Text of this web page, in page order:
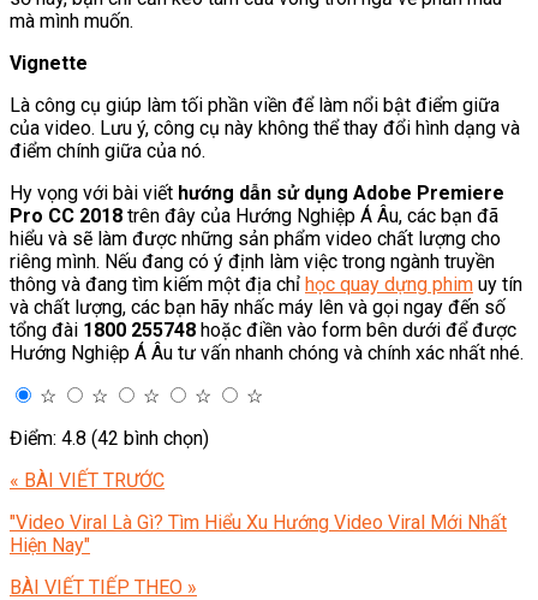
mà mình muốn.
Vignette
Là công cụ giúp làm tối phần viền để làm nổi bật điểm giữa
của video. Lưu ý, công cụ này không thể thay đổi hình dạng và
điểm chính giữa của nó.
Hy vọng với bài viết hướng dẫn sử dụng Adobe Premiere
Pro CC 2018 trên đây của Hướng Nghiệp Á Âu, các bạn đã
hiểu và sẽ làm được những sản phẩm video chất lượng cho
riêng mình. Nếu đang có ý định làm việc trong ngành truyền
thông và đang tìm kiếm một địa chỉ học quay dựng phim uy tín
và chất lượng, các bạn hãy nhấc máy lên và gọi ngay đến số
tổng đài 1800 255748 hoặc điền vào form bên dưới để được
Hướng Nghiệp Á Âu tư vấn nhanh chóng và chính xác nhất nhé.
☆
☆ ☆ ☆
☆
Điểm: 4.8 (42 bình chọn)
« BÀI VIẾT TRƯỚC
"Video Viral Là Gì? Tìm Hiểu Xu Hướng Video Viral Mới Nhất
Hiện Nay"
BÀI VIẾT TIẾP THEO »